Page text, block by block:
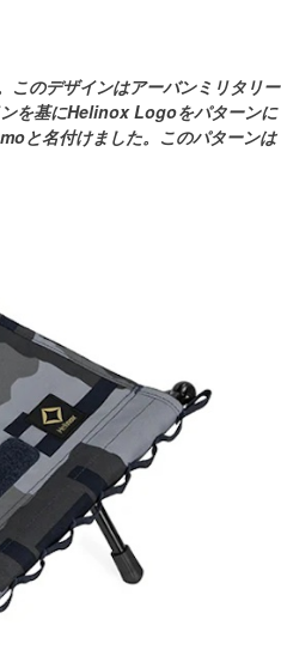
このデザインはアーバンミリタリー
を基にHelinox Logoをパターンに
と名付けました。このパターンは